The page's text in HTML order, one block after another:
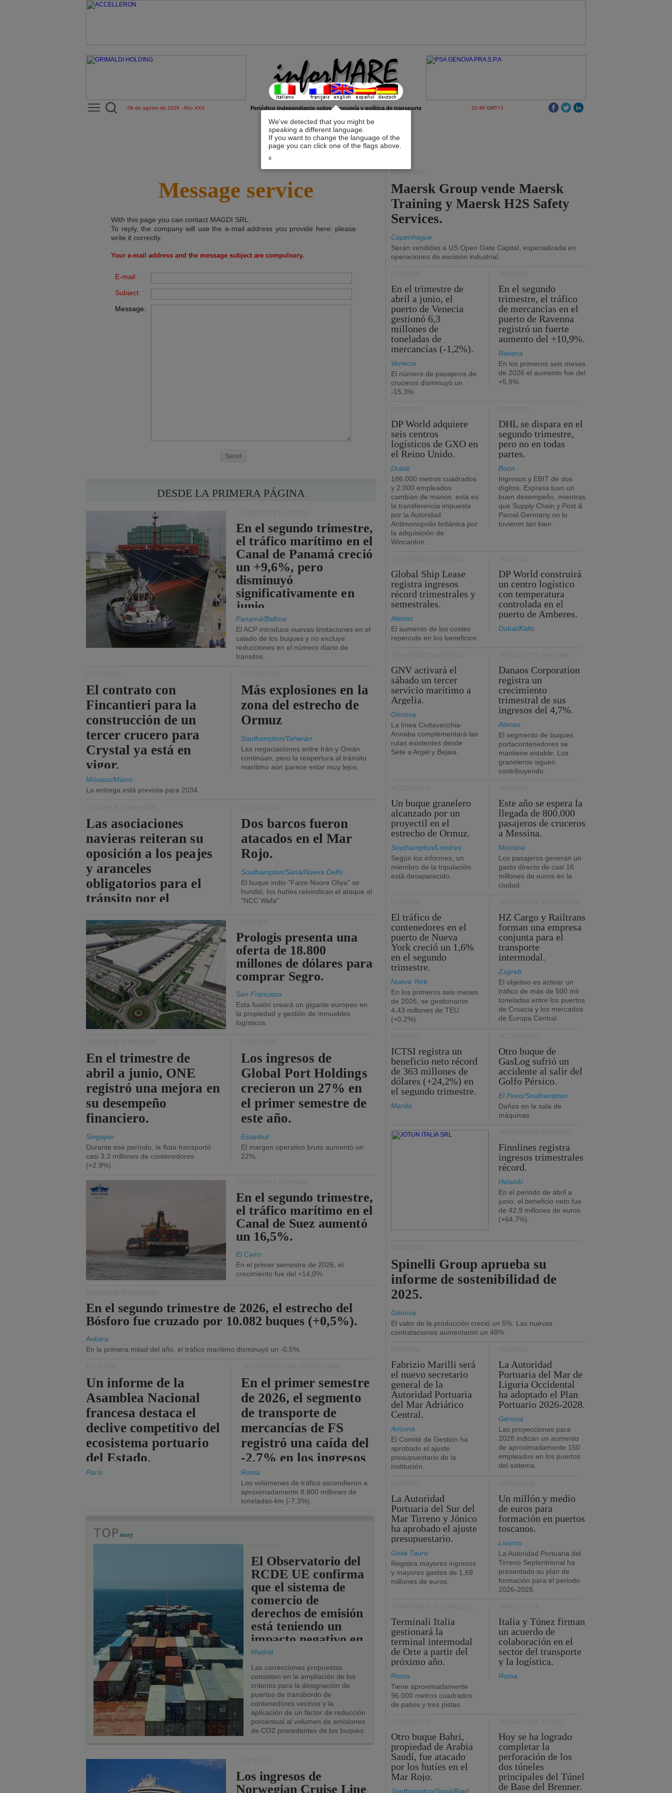
We've detected that you might be
speaking a different language.
If you want to change the language of the
page you can click one of the flags above.
x
08 de agosto de 2026 - Año XXX Periódico independiente sobre economía y política de transporte 20:46 GMT+2
Message service
With this page you can contact MAGDI SRL
To reply, the company will use the e-mail address you provide here: please
write it correctly.
Your e-mail address and the message subject are compulsory.
E-mail:
Subject:
Message:
Send
DESDE LA PRIMERA PÁGINA
En el segundo trimestre,
el tráfico marítimo en el
Canal de Panamá creció
un +9,6%, pero
disminuyó
significativamente en
junio.
Panamá/Balboa
El ACP introduce nuevas limitaciones en el
calado de los buques y no excluye
reducciones en el número diario de
tránsitos.
El contrato con
Fincantieri para la
construcción de un
tercer crucero para
Crystal ya está en
vigor.
Mónaco/Miami
La entrega está prevista para 2034.
Más explosiones en la
zona del estrecho de
Ormuz
Southampton/Teherán
Las negociaciones entre Irán y Omán
continúan, pero la reapertura al tránsito
marítimo aún parece estar muy lejos.
Las asociaciones
navieras reiteran su
oposición a los peajes
y aranceles
obligatorios para el
tránsito por el
Dos barcos fueron
atacados en el Mar
Rojo.
Southampton/Saná/Nueva Delhi
El buque indio "Faize Noore Oliya" se
hundió, los hutíes reivindican el ataque al
"NCC Wafa"
Prologis presenta una
oferta de 18.800
millones de dólares para
comprar Segro.
San Francisco
Esta fusión creará un gigante europeo en
la propiedad y gestión de inmuebles
logísticos.
En el trimestre de
abril a junio, ONE
registró una mejora en
su desempeño
financiero.
Singapur
Durante ese período, la flota transportó
casi 3,3 millones de contenedores
(+2,9%).
Los ingresos de
Global Port Holdings
crecieron un 27% en
el primer semestre de
este año.
Estanbul
El margen operativo bruto aumentó un
22%.
En el segundo trimestre,
el tráfico marítimo en el
Canal de Suez aumentó
un 16,5%.
El Cairo
En el primer semestre de 2026, el
crecimiento fue del +14,0%.
En el segundo trimestre de 2026, el estrecho del
Bósforo fue cruzado por 10.082 buques (+0,5%).
Ankara
En la primera mitad del año, el tráfico marítimo disminuyó un -0,5%.
Un informe de la
Asamblea Nacional
francesa destaca el
declive competitivo del
ecosistema portuario
del Estado.
París
En el primer semestre
de 2026, el segmento
de transporte de
mercancías de FS
registró una caída del
-2,7% en los ingresos
operativos.
Roma
Los volúmenes de tráfico ascendieron a
aproximadamente 8.800 millones de
toneladas-km (-7,3%).
El Observatorio del
RCDE UE confirma
que el sistema de
comercio de
derechos de emisión
está teniendo un
impacto negativo en
los puertos de la
UE.
Madrid
Las correcciones propuestas
consisten en la ampliación de los
criterios para la designación de
puertos de transbordo de
contenedores vecinos y la
aplicación de un factor de reducción
porcentual al volumen de emisiones
de CO2 procedentes de los buques.
Los ingresos de
Norwegian Cruise Line
EMPRESAS
Maersk Group vende Maersk
Training y Maersk H2S Safety
Services.
Copenhague
Serán vendidas a US Open Gate Capital, especializada en
operaciones de escisión industrial.
En el trimestre de
abril a junio, el
puerto de Venecia
gestionó 6,3
millones de
toneladas de
mercancías (-1,2%).
Venecia
El número de pasajeros de
cruceros disminuyó un
-15,3%.
En el segundo
trimestre, el tráfico
de mercancías en el
puerto de Ravenna
registró un fuerte
aumento del +10,9%.
Rávena
En los primeros seis meses
de 2026 el aumento fue del
+5,9%.
DP World adquiere
seis centros
logísticos de GXO en
el Reino Unido.
Dubái
186.000 metros cuadrados
y 2.000 empleados
cambian de manos: esta es
la transferencia impuesta
por la Autoridad
Antimonopolio británica por
la adquisición de
Wincanton.
DHL se dispara en el
segundo trimestre,
pero no en todas
partes.
Bonn
Ingresos y EBIT de dos
dígitos. Express tuvo un
buen desempeño, mientras
que Supply Chain y Post &
Parcel Germany no lo
tuvieron tan bien.
Global Ship Lease
registra ingresos
récord trimestrales y
semestrales.
Atenas
El aumento de los costes
repercute en los beneficios.
DP World construirá
un centro logístico
con temperatura
controlada en el
puerto de Amberes.
Dubái/Kallo
GNV activará el
sábado un tercer
servicio marítimo a
Argelia.
Génova
La línea Civitavecchia-
Annaba complementará las
rutas existentes desde
Sète a Argel y Bejaia.
Danaos Corporation
registra un
crecimiento
trimestral de sus
ingresos del 4,7%.
Atenas
El segmento de buques
portacontenedores se
mantiene estable. Los
graneleros siguen
contribuyendo.
Un buque granelero
alcanzado por un
proyectil en el
estrecho de Ormuz.
Southampton/Londres
Según los informes, un
miembro de la tripulación
está desaparecido.
Este año se espera la
llegada de 800.000
pasajeros de cruceros
a Messina.
Messina
Los pasajeros generan un
gasto directo de casi 16
millones de euros en la
ciudad.
El tráfico de
contenedores en el
puerto de Nueva
York creció un 1,6%
en el segundo
trimestre.
Nueva York
En los primeros seis meses
de 2026, se gestionaron
4,43 millones de TEU
(+0,2%).
HZ Cargo y Railtrans
forman una empresa
conjunta para el
transporte
intermodal.
Zagreb
El objetivo es activar un
tráfico de más de 500 mil
toneladas entre los puertos
de Croacia y los mercados
de Europa Central.
ICTSI registra un
beneficio neto récord
de 363 millones de
dólares (+24,2%) en
el segundo trimestre.
Manila
Otro buque de
GasLog sufrió un
accidente al salir del
Golfo Pérsico.
El Pireo/Southampton
Daños en la sala de
máquinas
Finnlines registra
ingresos trimestrales
récord.
Helsinki
En el periodo de abril a
junio, el beneficio neto fue
de 42,9 millones de euros
(+64,7%).
Spinelli Group aprueba su
informe de sostenibilidad de
2025.
Génova
El valor de la producción creció un 5%. Las nuevas
contrataciones aumentaron un 48%.
Fabrizio Marilli será
el nuevo secretario
general de la
Autoridad Portuaria
del Mar Adriático
Central.
Ancona
El Comité de Gestión ha
aprobado el ajuste
presupuestario de la
institución.
La Autoridad
Portuaria del Mar de
Liguria Occidental
ha adoptado el Plan
Portuario 2026-2028.
Génova
Las proyecciones para
2028 indican un aumento
de aproximadamente 150
empleados en los puertos
del sistema.
La Autoridad
Portuaria del Sur del
Mar Tirreno y Jónico
ha aprobado el ajuste
presupuestario.
Gioia Tauro
Registra mayores ingresos
y mayores gastos de 1,69
millones de euros.
Un millón y medio
de euros para
formación en puertos
toscanos.
Livorno
La Autoridad Portuaria del
Tirreno Septentrional ha
presentado su plan de
formación para el periodo
2026-2028.
Terminali Italia
gestionará la
terminal intermodal
de Orte a partir del
próximo año.
Roma
Tiene aproximadamente
96.000 metros cuadrados
de patios y tres pistas.
Italia y Túnez firman
un acuerdo de
colaboración en el
sector del transporte
y la logística.
Roma
Otro buque Bahri,
propiedad de Arabia
Saudí, fue atacado
por los hutíes en el
Mar Rojo.
Southampton/Saná/Riad
Hoy se ha logrado
completar la
perforación de los
dos túneles
principales del Túnel
de Base del Brenner.